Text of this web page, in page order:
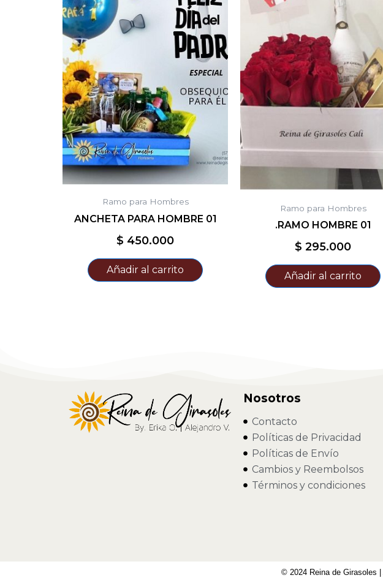
Ramo para Hombres
ANCHETA PARA HOMBRE 01
$ 450.000
Añadir al carrito
Ramo para Hombres
.RAMO HOMBRE 01
$ 295.000
Añadir al carrito
Nosotros
Contacto
Políticas de Privacidad
Políticas de Envío
Cambios y Reembolsos
Términos y condiciones
© 2024 Reina de Girasoles